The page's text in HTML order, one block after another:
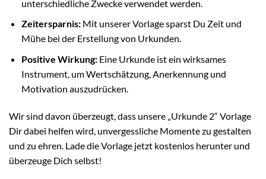
unterschiedliche Zwecke verwendet werden.
Zeitersparnis:Mit unserer Vorlage sparst Du Zeit und
Mühe bei der Erstellung von Urkunden.
Positive Wirkung:Eine Urkunde ist ein wirksames
Instrument, um Wertschätzung, Anerkennung und
Motivation auszudrücken.
Wir sind davon überzeugt, dass unsere „Urkunde 2“ Vorlage
Dir dabei helfen wird, unvergessliche Momente zu gestalten
und zu ehren. Lade die Vorlage jetzt kostenlos herunter und
überzeuge Dich selbst!